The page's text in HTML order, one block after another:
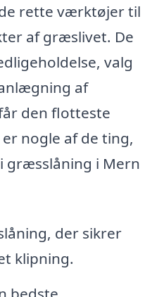
rette værktøjer til
af græslivet. De
valg
af
den flotteste
nogle af de ting,
græsslåning i Mern
der sikrer
klipning.